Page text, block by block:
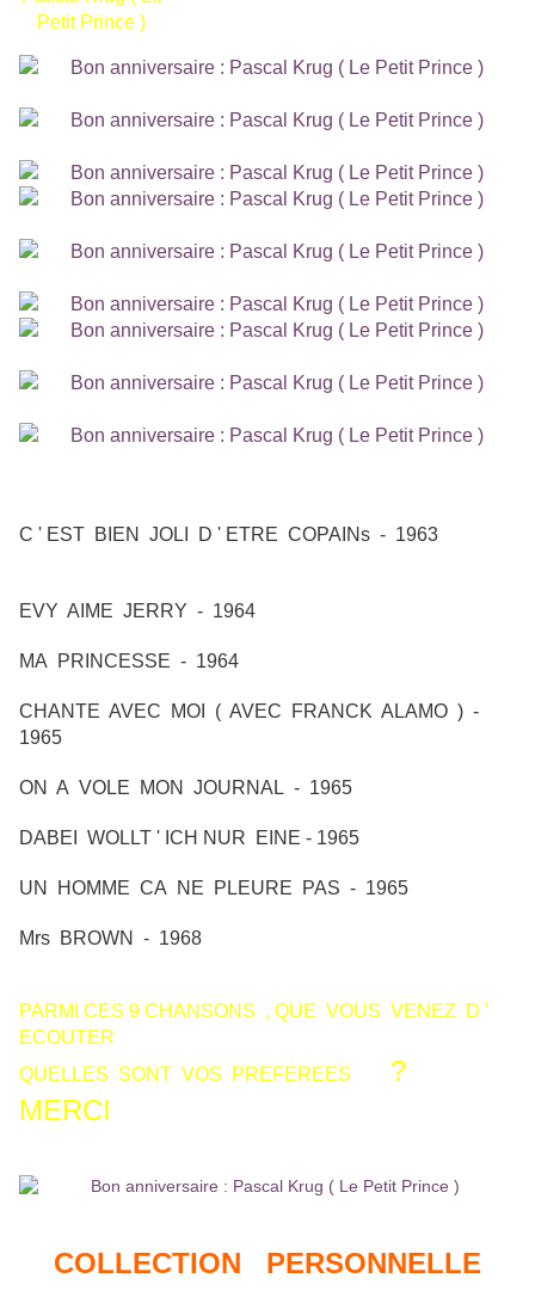
C ' EST BIEN JOLI D ' ETRE COPAINs - 1963
EVY AIME JERRY - 1964
MA PRINCESSE - 1964
CHANTE AVEC MOI ( AVEC FRANCK ALAMO ) -
1965
ON A VOLE MON JOURNAL - 1965
DABEI WOLLT ' ICH NUR EINE - 1965
UN HOMME CA NE PLEURE PAS - 1965
Mrs BROWN - 1968
PARMI CES 9 CHANSONS , QUE VOUS VENEZ D '
ECOUTER
QUELLES SONT VOS PREFEREES
?
MERCI
COLLECTION PERSONNELLE